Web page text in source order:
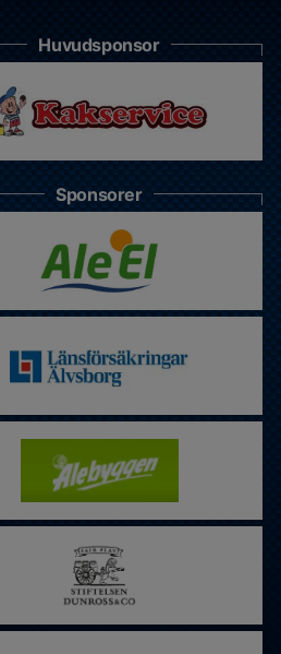
Huvudsponsor
Sponsorer